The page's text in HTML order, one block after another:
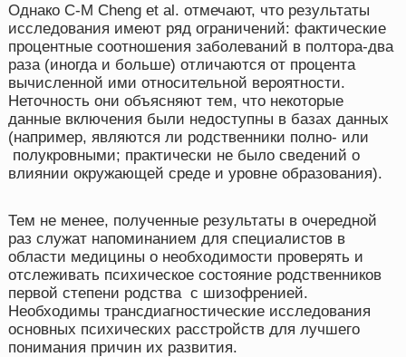
Однако C-M Cheng et al. отмечают, что результаты
исследования имеют ряд ограничений: фактические
процентные соотношения заболеваний в полтора-два
раза (иногда и больше) отличаются от процента
вычисленной ими относительной вероятности.
Неточность они объясняют тем, что некоторые
данные включения были недоступны в базах данных
(например, являются ли родственники полно- или
полукровными; практически не было сведений о
влиянии окружающей среде и уровне образования).
Тем не менее, полученные результаты в очередной
раз служат напоминанием для специалистов в
области медицины о необходимости проверять и
отслеживать психическое состояние родственников
первой степени родства с шизофренией.
Необходимы трансдиагностические исследования
основных психических расстройств для лучшего
понимания причин их развития.